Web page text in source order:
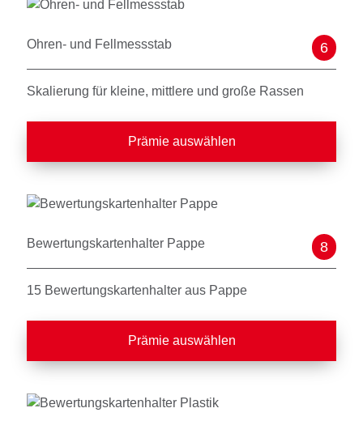
Ohren- und Fellmessstab 6
Skalierung für kleine, mittlere und große Rassen
Prämie auswählen
Bewertungskartenhalter Pappe 8
15 Bewertungskartenhalter aus Pappe
Prämie auswählen